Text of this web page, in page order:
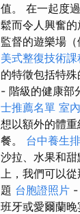
值。 在一起度
鬆而令人興奮的
監督的遊樂場
美式整復技術課
的特徵包括特
- 階級的健康部
士推薦名單 室
想以額外的體
餐。 台中養生
沙拉、水果和甜
上，我們可以
題 台胞證照片 -
班牙或愛爾蘭晚